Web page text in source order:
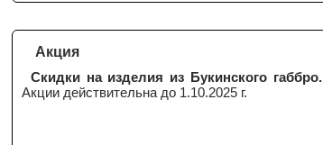
Акция
Скидки на изделия из Букинского габбро.
Акции действительна до 1.10.2025 г.